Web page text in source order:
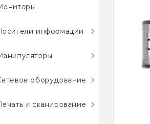
информации
оборудование
и сканирование